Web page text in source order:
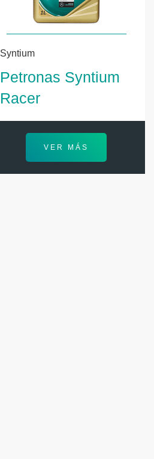
Syntium
Petronas Syntium
Racer
VER MÁS